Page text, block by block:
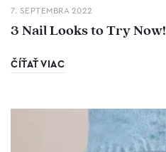
7. SEPTEMBRA 2022
3 Nail Looks to Try Now!
ČÍŤAŤ VIAC